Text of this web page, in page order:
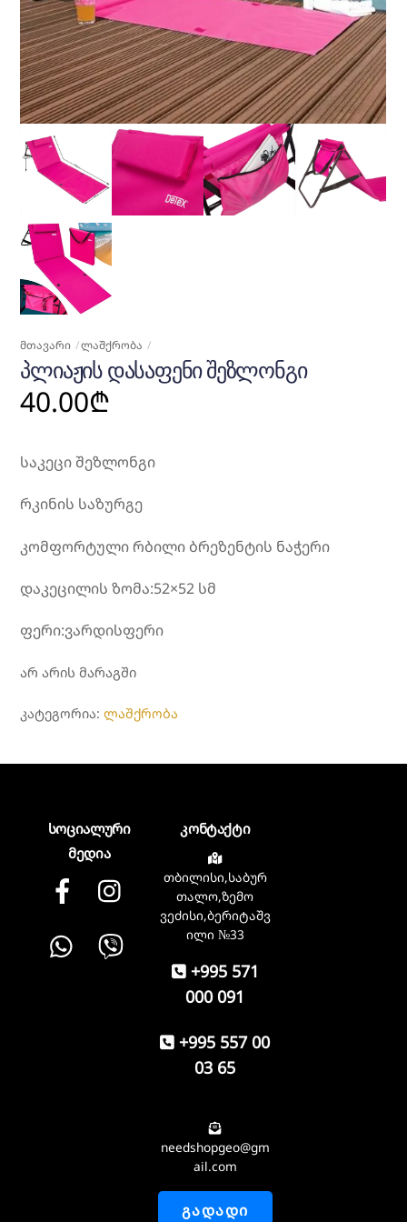
ᲛᲗᲐᲕᲐᲠᲘ ᲚᲐᲨᲥᲠᲝᲑᲐ
ᲞᲚᲘᲐᲟᲘᲡ ᲓᲐᲡᲐᲤᲔᲜᲘ ᲨᲔᲖᲚᲝᲜᲒᲘ
40.00₾
საკეცი შეზლონგი
რკინის საზურგე
კომფორტული რბილი ბრეზენტის ნაჭერი
დაკეცილის ზომა:52×52 სმ
ფერი:ვარდისფერი
არ არის მარაგში
ᲙᲐᲢᲔᲒᲝᲠᲘᲐ:ლაშქრობა
სოციალური
მედია
Facebook instagram
Whatsapp
კონტაქტი
თბილისი,საბურ
თალო,ზემო
ვეძისი,ბერიტაშვ
ილი №33
+995 571
000 091
+995 557 00
03 65
needshopgeo@gm
ail.com
ᲒᲐᲓᲐᲓᲘ